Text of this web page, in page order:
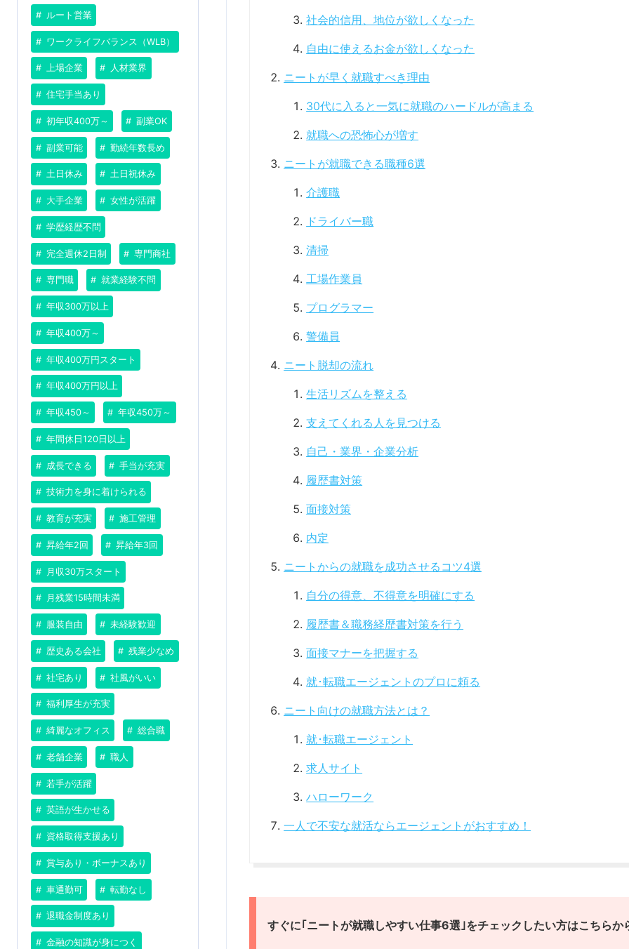
ルート営業
ワークライフバランス（WLB）
上場企業 人材業界
住宅手当あり
初年収400万～ 副業OK
副業可能 勤続年数長め
土日休み 土日祝休み
大手企業 女性が活躍
学歴経歴不問
完全週休2日制 専門商社
専門職 就業経験不問
年収300万以上
年収400万～
年収400万円スタート
年収400万円以上
年収450～ 年収450万～
年間休日120日以上
成長できる 手当が充実
技術力を身に着けられる
教育が充実 施工管理
昇給年2回 昇給年3回
月収30万スタート
月残業15時間未満
服装自由 未経験歓迎
歴史ある会社 残業少なめ
社宅あり 社風がいい
福利厚生が充実
綺麗なオフィス 総合職
老舗企業 職人
若手が活躍
英語が生かせる
資格取得支援あり
賞与あり・ボーナスあり
車通勤可 転勤なし
退職金制度あり
金融の知識が身につく
社会的信用、地位が欲しくなった
自由に使えるお金が欲しくなった
ニートが早く就職すべき理由
30代に入ると一気に就職のハードルが高まる
就職への恐怖心が増す
ニートが就職できる職種6選
介護職
ドライバー職
清掃
工場作業員
プログラマー
警備員
ニート脱却の流れ
生活リズムを整える
支えてくれる人を見つける
自己・業界・企業分析
履歴書対策
面接対策
内定
ニートからの就職を成功させるコツ4選
自分の得意、不得意を明確にする
履歴書＆職務経歴書対策を行う
面接マナーを把握する
就･転職エージェントのプロに頼る
ニート向けの就職方法とは？
就･転職エージェント
求人サイト
ハローワーク
一人で不安な就活ならエージェントがおすすめ！
すぐに｢ニートが就職しやすい仕事6選｣をチェックしたい方はこちらか